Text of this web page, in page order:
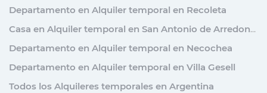
Departamento en Alquiler temporal en Recoleta
Casa en Alquiler temporal en San Antonio de Arredondo
Departamento en Alquiler temporal en Necochea
Departamento en Alquiler temporal en Villa Gesell
Todos los Alquileres temporales en Argentina